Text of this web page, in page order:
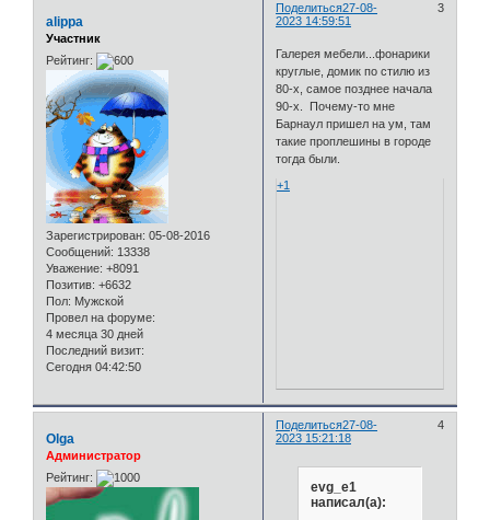
Поделиться 3
27-08-
2023 14:59:51
alippa
Участник
Рейтинг:
Зарегистрирован: 05-08-2016
Сообщений: 13338
Уважение: +8091
Позитив: +6632
Пол: Мужской
Провел на форуме:
4 месяца 30 дней
Последний визит:
Сегодня 04:42:50
Галерея мебели...фонарики
круглые, домик по стилю из
80-х, самое позднее начала
90-х. Почему-то мне
Барнаул пришел на ум, там
такие проплешины в городе
тогда были.
+1
Поделиться 4
27-08-
2023 15:21:18
Olga
Администратор
Рейтинг:
evg_e1
написал(а):